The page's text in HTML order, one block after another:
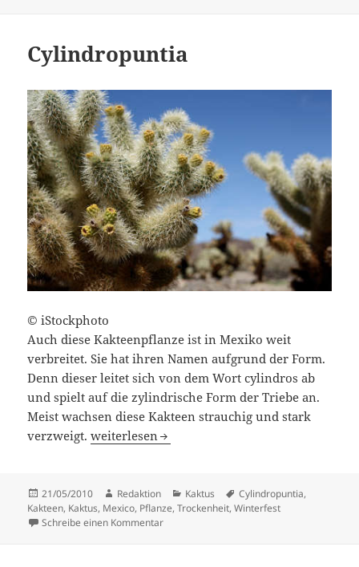
Cylindropuntia
© iStockphoto
Auch diese Kakteenpflanze ist in Mexiko weit
verbreitet. Sie hat ihren Namen aufgrund der Form.
Denn dieser leitet sich von dem Wort cylindros ab
und spielt auf die zylindrische Form der Triebe an.
Meist wachsen diese Kakteen strauchig und stark
verzweigt.Cylindropuntia
weiterlesen
Veröffentlicht
am
21/05/2010 Autor
Redaktion Kategorien
Kaktus Schlagwörter
Cylindropuntia,
Kakteen, Kaktus, Mexico, Pflanze,Trockenheit,Winterfest
Schreibe einen Kommentarzu Cylindropuntia